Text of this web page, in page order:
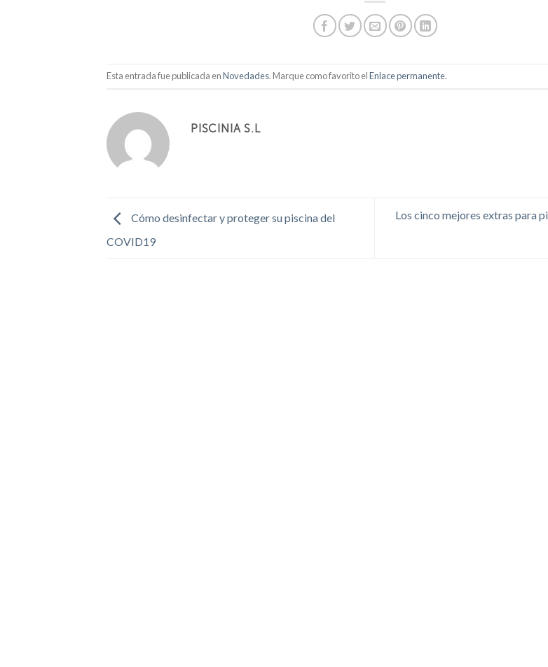
Esta entrada fue publicada enNovedades. Marque como favorito elEnlace permanente.
PISCINIA S.L
Cómo desinfectar y proteger su piscina del
COVID19
Los cinco mejores extras para